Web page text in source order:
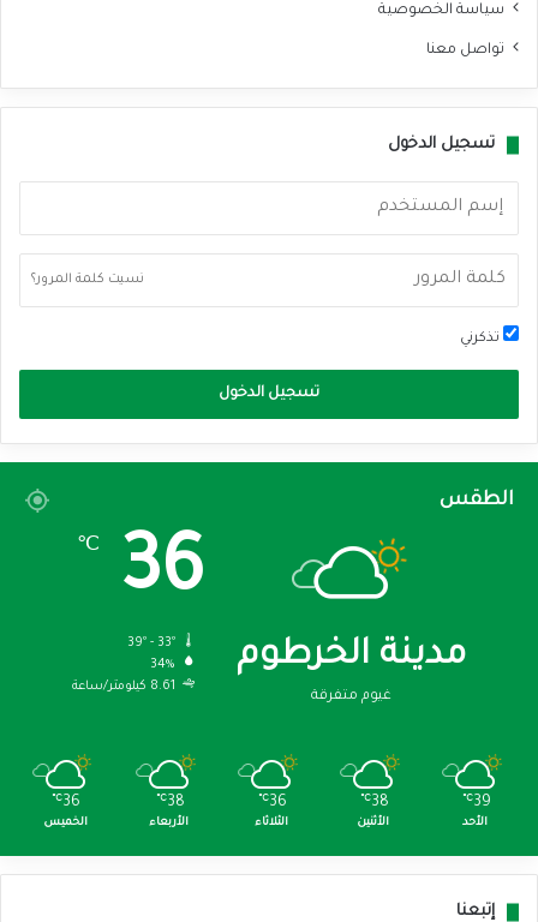
سياسة الخصوصية
تواصل معنا
تسجيل الدخول
نسيت كلمة المرور؟
تذكرني
تسجيل الدخول
الطقس
مدينة الخرطوم
غيوم متفرقة
36
℃
34%
8.61 كيلومتر/ساعة
39
℃
الأحد
38
℃
الأثنين
36
℃
الثلاثاء
38
℃
الأربعاء
36
℃
الخميس
إتبعنا